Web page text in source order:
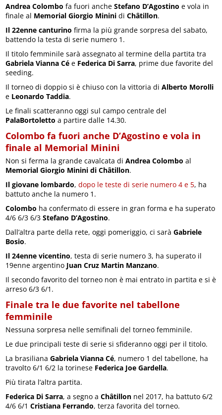
Andrea Colombo fa fuori ancheStefano D’Agostino e vola in
finale al Memorial Giorgio Minini diChâtillon.
Il 22enne canturino firma la più grande sorpresa del sabato,
battendo la testa di serie numero 1.
Il titolo femminile sarà assegnato al termine della partita tra
Gabriela Vianna Cé e Federica Di Sarra, prime due favorite del
seeding.
Il torneo di doppio si è chiuso con la vittoria diAlberto Morolli
e Leonardo Taddia.
Le finali scatteranno oggi sul campo centrale del
PalaBortoletto a partire dalle 14.30.
Colombo fa fuori anche D’Agostino e vola in
finale al Memorial Minini
Non si ferma la grande cavalcata diAndrea Colombo al
Memorial Giorgio Minini di Châtillon.
Il giovane lombardo,dopo le teste di serie numero 4 e 5, ha
battuto anche la numero 1.
Colombo ha confermato di essere in gran forma e ha superato
4/6 6/3 6/3Stefano D’Agostino.
Dall’altra parte della rete, oggi pomeriggio, ci saràGabriele
Bosio.
Il 24enne vicentino, testa di serie numero 3, ha superato il
19enne argentino Juan Cruz Martin Manzano.
Il secondo favorito del torneo non è mai entrato in partita e si è
arreso 6/3 6/1.
Finale tra le due favorite nel tabellone
femminile
Nessuna sorpresa nelle semifinali del torneo femminile.
Le due principali teste di serie si sfideranno oggi per il titolo.
La brasilianaGabriela Vianna Cé, numero 1 del tabellone, ha
travolto 6/1 6/2 la torinese Federica Joe Gardella.
Più tirata l’altra partita.
Federica Di Sarra, a segno aChâtillon nel 2017, ha battuto 6/2
4/6 6/1Cristiana Ferrando, terza favorita del torneo.